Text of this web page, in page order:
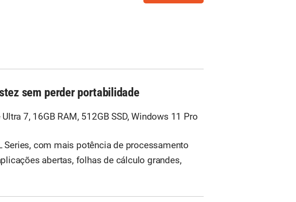
sem perder portabilidade
7, 16GB RAM, 512GB SSD, Windows 11 Pro
com mais potência de processamento
abertas, folhas de cálculo grandes,